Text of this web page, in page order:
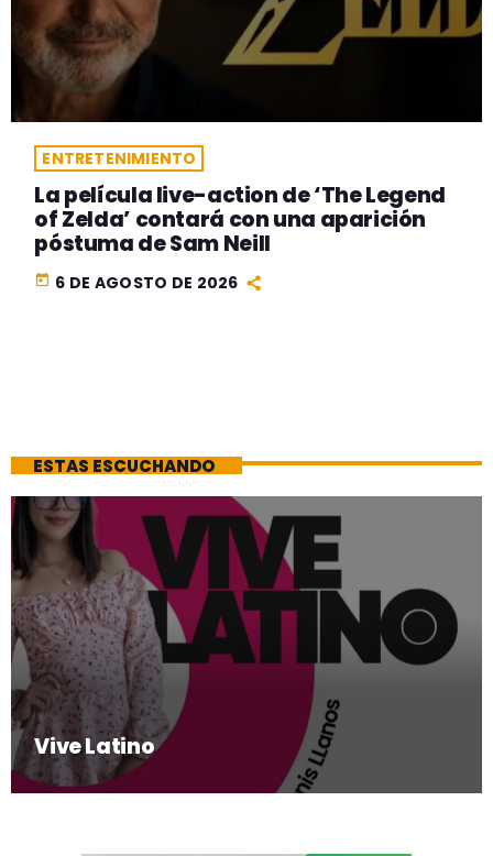
ENTRETENIMIENTO
La película live-action de ‘The Legend
of Zelda’ contará con una aparición
póstuma de Sam Neill
today 6 DE AGOSTO DE 2026
ESTAS ESCUCHANDO
Vive Latino